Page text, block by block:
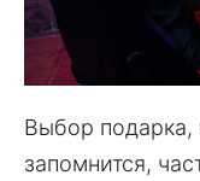
Выбор подарка,
запомнится,